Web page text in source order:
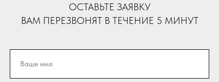
ОСТАВЬТЕ ЗАЯВКУ
ВАМ ПЕРЕЗВОНЯТ В ТЕЧЕНИЕ 5 МИНУТ